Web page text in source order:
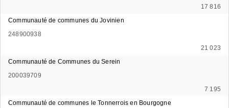
17 816
Communauté de communes du Jovinien
248900938
21 023
Communauté de Communes du Serein
200039709
7 195
Communauté de communes le Tonnerrois en Bourgogne